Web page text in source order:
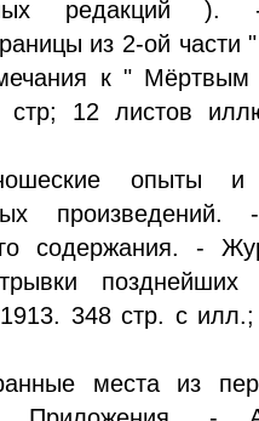
редакций
из 2-ой части
к "
12 листов
опыты и
произведений.
содержания. -
позднейших
348 стр. с
места из